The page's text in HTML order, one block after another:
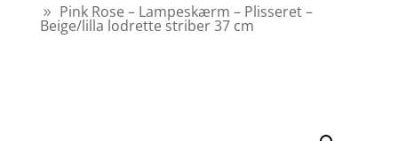
Pink Rose – Lampeskærm – Plisseret –
Beige/lilla lodrette striber 37 cm